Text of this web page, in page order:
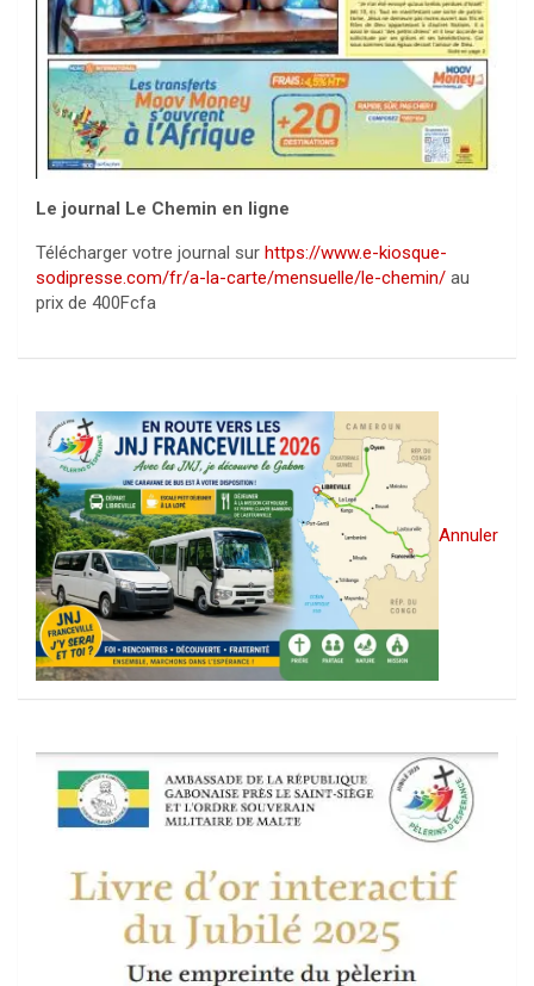
Le journal Le Chemin en ligne
Télécharger votre journal sur https://www.e-kiosque-
sodipresse.com/fr/a-la-carte/mensuelle/le-chemin/ au
prix de 400Fcfa
Annuler